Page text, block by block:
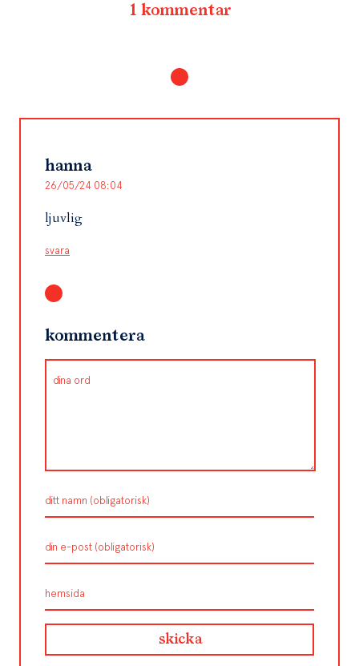
1 kommentar
hanna
26/05/24 08:04
ljuvlig
svara
kommentera